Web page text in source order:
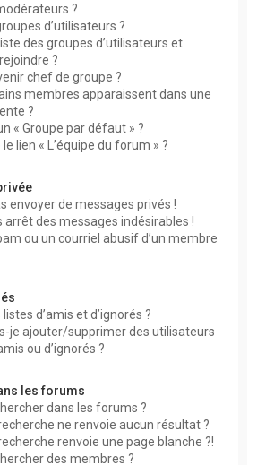
?
d’utilisateurs ?
des groupes d’utilisateurs et
?
chef de groupe ?
membres apparaissent dans une
?
« Groupe par défaut » ?
lien « L’équipe du forum » ?
envoyer de messages privés !
arrêt des messages indésirables !
ou un courriel abusif d’un membre
d’amis et d’ignorés ?
je ajouter/supprimer des utilisateurs
ou d’ignorés ?
les forums
dans les forums ?
ne renvoie aucun résultat ?
renvoie une page blanche ?!
des membres ?